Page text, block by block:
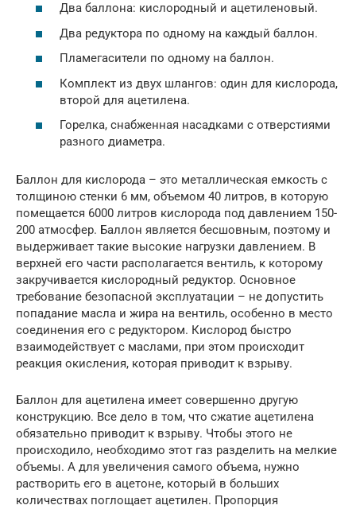
Два баллона: кислородный и ацетиленовый.
Два редуктора по одному на каждый баллон.
Пламегасители по одному на баллон.
Комплект из двух шлангов: один для кислорода,
второй для ацетилена.
Горелка, снабженная насадками с отверстиями
разного диаметра.
Баллон для кислорода – это металлическая емкость с
толщиною стенки 6 мм, объемом 40 литров, в которую
помещается 6000 литров кислорода под давлением 150-
200 атмосфер. Баллон является бесшовным, поэтому и
выдерживает такие высокие нагрузки давлением. В
верхней его части располагается вентиль, к которому
закручивается кислородный редуктор. Основное
требование безопасной эксплуатации – не допустить
попадание масла и жира на вентиль, особенно в место
соединения его с редуктором. Кислород быстро
взаимодействует с маслами, при этом происходит
реакция окисления, которая приводит к взрыву.
Баллон для ацетилена имеет совершенно другую
конструкцию. Все дело в том, что сжатие ацетилена
обязательно приводит к взрыву. Чтобы этого не
происходило, необходимо этот газ разделить на мелкие
объемы. А для увеличения самого объема, нужно
растворить его в ацетоне, который в больших
количествах поглощает ацетилен. Пропорция